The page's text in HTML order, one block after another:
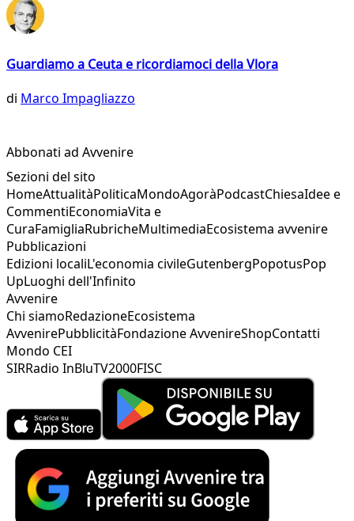
Guardiamo a Ceuta e ricordiamoci della Vlora
di Marco Impagliazzo
Abbonati ad Avvenire
Sezioni del sito
HomeAttualitàPoliticaMondoAgoràPodcastChiesaIdee e
CommentiEconomiaVita e
CuraFamigliaRubricheMultimediaEcosistema avvenire
Pubblicazioni
Edizioni localiL'economia civileGutenbergPopotusPop
UpLuoghi dell'Infinito
Avvenire
Chi siamoRedazioneEcosistema
AvvenirePubblicitàFondazione AvvenireShopContatti
Mondo CEI
SIRRadio InBluTV2000FISC